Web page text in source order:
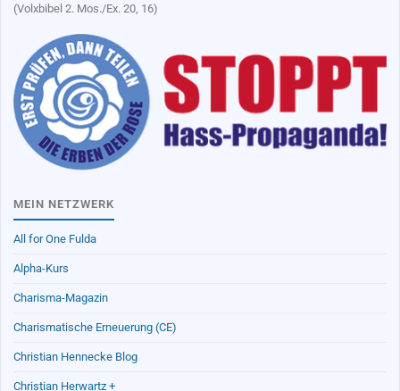
(Volxbibel 2. Mos./Ex. 20, 16)
MEIN NETZWERK
All for One Fulda
Alpha-Kurs
Charisma-Magazin
Charismatische Erneuerung (CE)
Christian Hennecke Blog
Christian Herwartz +